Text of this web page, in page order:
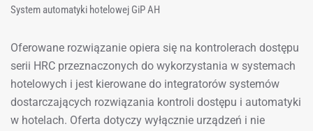
System automatyki hotelowej GiP AH
Oferowane rozwiązanie opiera się na kontrolerach dostępu
serii HRC przeznaczonych do wykorzystania w systemach
hotelowych i jest kierowane do integratorów systemów
dostarczających rozwiązania kontroli dostępu i automatyki
w hotelach. Oferta dotyczy wyłącznie urządzeń i nie